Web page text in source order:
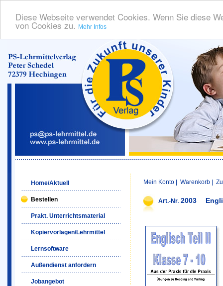
Diese Webseite verwendet Cookies. Wenn Sie diese
von Cookies zu. Mehr Infos
Home/Aktuell
Bestellen
Prakt. Unterrichtsmaterial
Kopiervorlagen/Lehrmittel
Lernsoftware
Außendienst anfordern
Jobangebot
Mein Konto Warenkorb
Art.-Nr. 2003